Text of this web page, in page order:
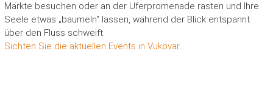
Märkte besuchen oder an der Uferpromenade rasten und Ihre
Seele etwas „baumeln“ lassen, während der Blick entspannt
über den Fluss schweift.
Sichten Sie die aktuellen Events in Vukovar.